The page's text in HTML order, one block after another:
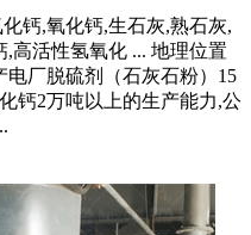
钙,氧化钙,生石灰,熟石灰,
高活性氢氧化 ... 地理位置
电厂脱硫剂（石灰石粉）15
钙2万吨以上的生产能力,公